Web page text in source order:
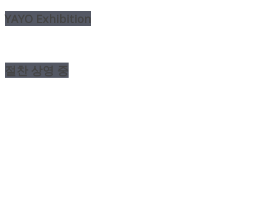
YAYO Exhibition
절찬 상영 중